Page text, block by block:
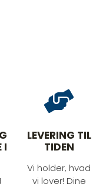
I
LEVERING TIL
TIDEN
Vi holder, hvad
vi lover! Dine